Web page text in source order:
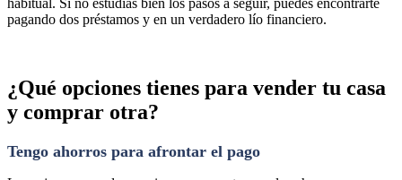
habitual. Si no estudias bien los pasos a seguir, puedes encontrarte
pagando dos préstamos y en un verdadero lío financiero.
¿Qué opciones tienes para vender tu casa
y comprar otra?
Tengo ahorros para afrontar el pago